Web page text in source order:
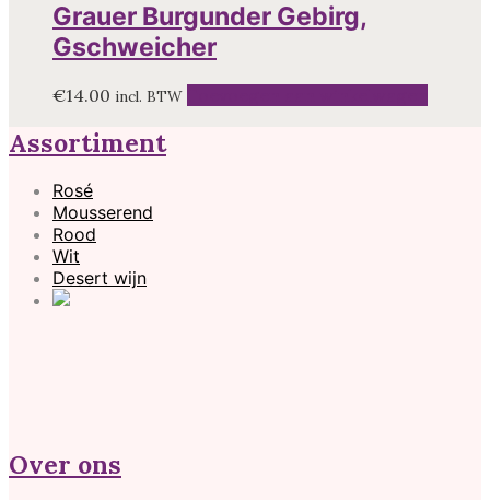
Grauer Burgunder Gebirg,
Gschweicher
€14.00 incl. BTW
Assortiment
Rosé
Mousserend
Rood
Wit
Desert wijn
Over ons